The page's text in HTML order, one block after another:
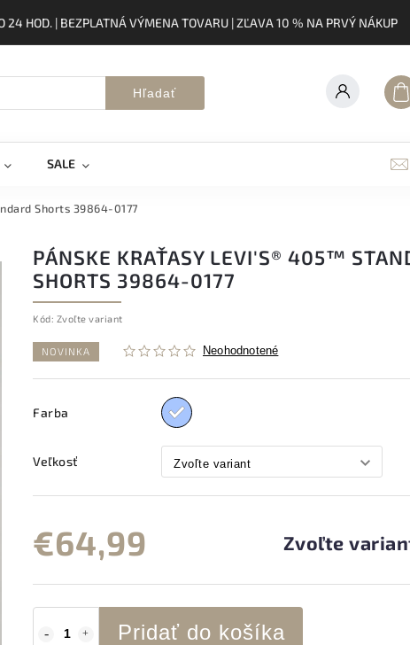
HOD. | BEZPLATNÁ VÝMENA TOVARU | ZĽAVA 10 % NA PRVÝ NÁKUP
Hľadať
SALE
Shorts 39864-0177
PÁNSKE KRAŤASY LEVI'S® 405™
SHORTS 39864-0177
Kód: Zvoľte variant
NOVINKA Neohodnotené
Farba
Veľkosť
€64,99 Zvoľte
Pridať do košíka